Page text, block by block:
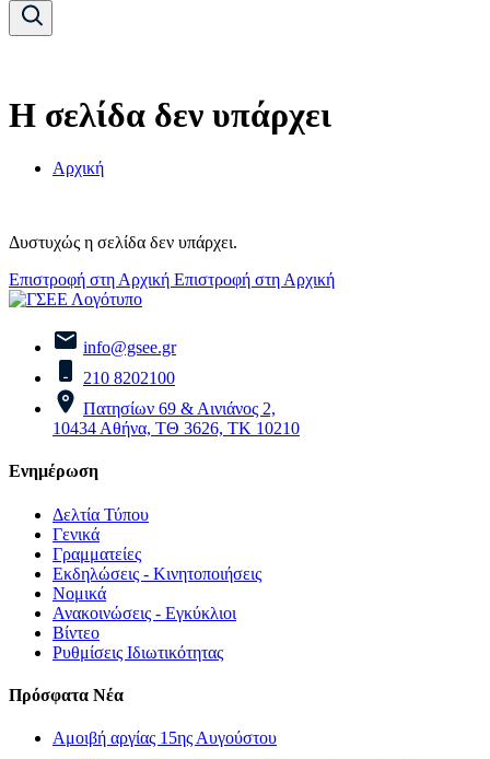
Η σελίδα δεν υπάρχει
Αρχική
Δυστυχώς η σελίδα δεν υπάρχει.
Επιστροφή στη Αρχική Επιστροφή στη Αρχική
info@gsee.gr
210 8202100
Πατησίων 69 & Αινιάνος 2,
10434 Αθήνα, ΤΘ 3626, ΤΚ 10210
Ενημέρωση
Δελτία Τύπου
Γενικά
Γραμματείες
Εκδηλώσεις - Κινητοποιήσεις
Νομικά
Ανακοινώσεις - Εγκύκλιοι
Βίντεο
Ρυθμίσεις Ιδιωτικότητας
Πρόσφατα Νέα
Αμοιβή αργίας 15ης Αυγούστου